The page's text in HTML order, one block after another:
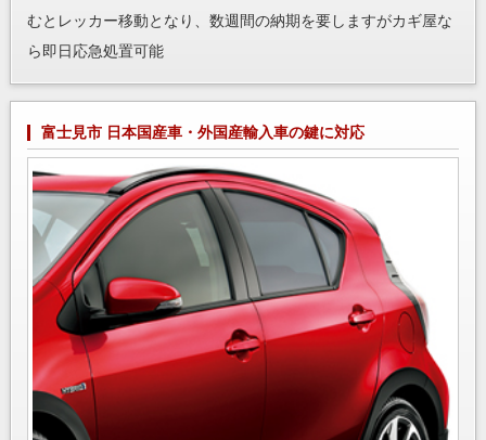
むとレッカー移動となり、数週間の納期を要しますがカギ屋な
ら即日応急処置可能
富士見市 日本国産車・外国産輸入車の鍵に対応